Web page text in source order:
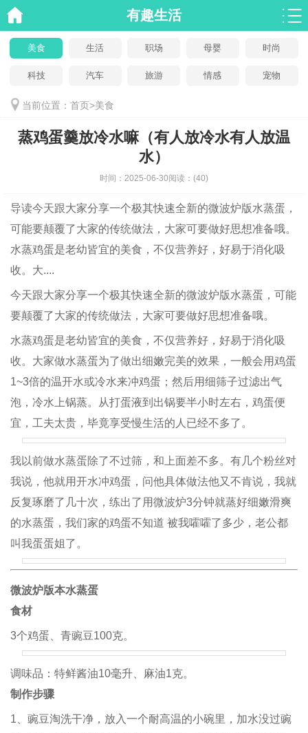
有趣生活
美食 生活 职场 母婴 时尚
科技 汽车 旅游 情感 宠物
当前位置： 首页>美食
蒸鸡蛋羹放冷水嘛（有人放冷水有人放温
水）
时间： 2025-06-30阅读： (40)
导读今天跟大家分享一个极其快速全新的微波炉版水蒸蛋，
可能要颠覆了大家的传统做法，大家可要做好思想准备哦。
水蒸鸡蛋是老幼皆宜的美食，不仅营养好，好易于消化吸
收。大....
今天跟大家分享一个极其快速全新的微波炉版水蒸蛋，可能
要颠覆了大家的传统做法，大家可要做好思想准备哦。
水蒸鸡蛋是老幼皆宜的美食，不仅营养好，好易于消化吸
收。大家做水蒸蛋为了做出细嫩完美的效果，一般会用鸡蛋
1~3倍的温开水或冷水来冲鸡蛋；然后用细筛子过滤出气
泡，冷水上锅蒸。从打蛋液到出锅要半小时左右，鸡蛋便
宜，工夫太贵，毕竟享受慢生活的人已经不多了。
我以前做水蒸蛋除了不过筛，和上面差不多。有几个粉丝对
我说，他就用开水冲鸡蛋，问他具体做法他又不肯说，我就
反复琢磨了几十次，练出了用微波炉3分钟就蒸好细嫩滑爽
的水蒸蛋，我们家的鸡蛋不知道 被我嚯嚯了多少，老公都
叫我蛋蛋姐了。
微波炉版本水蒸蛋
食材
3个鸡蛋、青豌豆100克。
调味品：特鲜酱油10毫升、麻油1克。
制作步骤
1、豌豆淘洗干净，放入一个耐高温的小碗里，加水没过豌